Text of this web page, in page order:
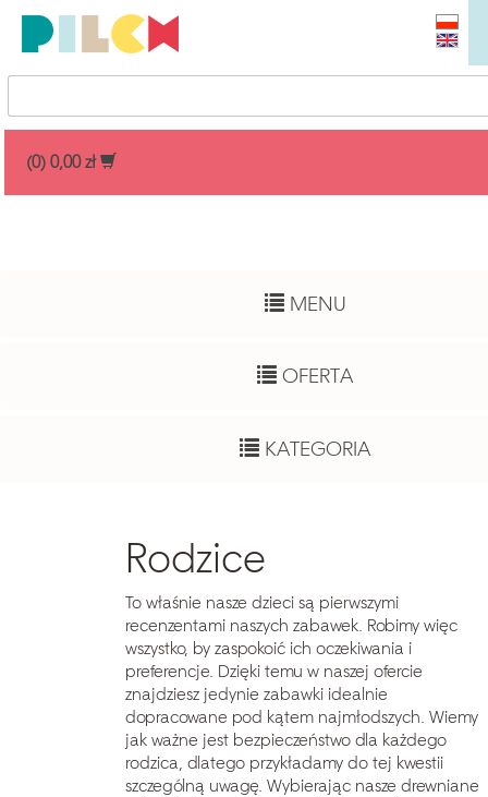
Szukaj
(0) 0,00 zł
MENU
OFERTA
KATEGORIA
Rodzice
To właśnie nasze dzieci są pierwszymi
recenzentami naszych zabawek. Robimy więc
wszystko, by zaspokoić ich oczekiwania i
preferencje. Dzięki temu w naszej ofercie
znajdziesz jedynie zabawki idealnie
dopracowane pod kątem najmłodszych. Wiemy
jak ważne jest bezpieczeństwo dla każdego
rodzica, dlatego przykładamy do tej kwestii
szczególną uwagę. Wybierając nasze drewniane